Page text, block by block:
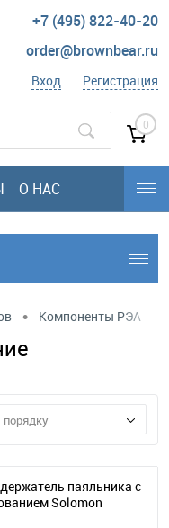
+7 (495) 822-40-20
order@brownbear.ru
Вход Регистрация
0
О НАС
• Компоненты РЭА
порядку
паяльника с
Solomon